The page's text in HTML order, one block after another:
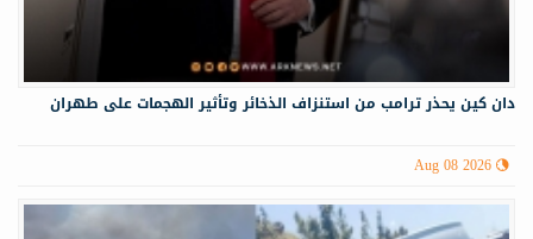
دان كين يحذر ترامب من استنزاف الذخائر وتأثير الهجمات على طهران
Aug 08 2026